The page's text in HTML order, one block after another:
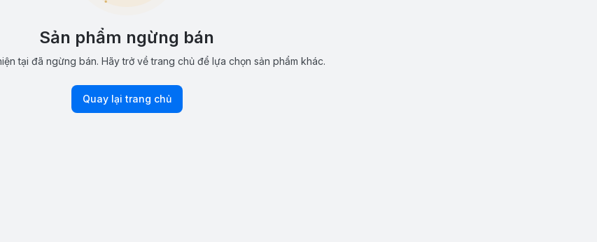
Sản phẩm ngừng bán
tại đã ngừng bán. Hãy trở về trang chủ để lựa chọn sản phẩm khác.
Quay lại trang chủ